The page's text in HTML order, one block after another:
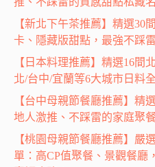
【新北下午茶推薦】精選30
卡、隱藏版甜點，最強不踩
【日本料理推薦】精選16間
北/台中/宜蘭等6大城市日料
【台中母親節餐廳推薦】精
地人激推、不踩雷的家庭聚
【桃園母親節餐廳推薦】嚴
單：高CP值聚餐、景觀餐廳